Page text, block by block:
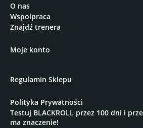
O nas
Wspolpraca
Znajdź trenera
Moje konto
Regulamin Sklepu
Polityka Prywatności
Testuj BLACKROLL przez 100 dni i
ma znaczenie!